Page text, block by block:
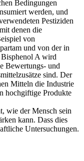
Bedingungen
werden, und
Pestiziden
denen die
von
und von der in
Bisphenol A wird
Bewertungs- und
sind. Der
Mitteln die Industrie
hochgiftige Produkte
wie der Mensch sein
kann. Dass dies
Untersuchungen.